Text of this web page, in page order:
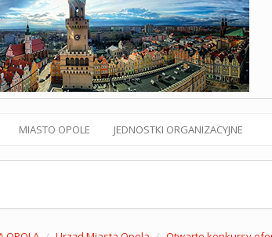
MIASTO OPOLE JEDNOSTKI ORGANIZACYJNE